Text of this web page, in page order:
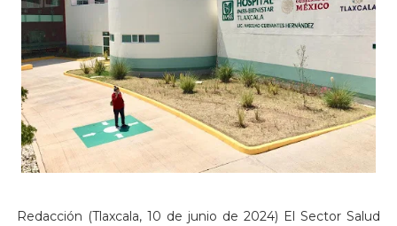
Redacción (Tlaxcala, 10 de junio de 2024) El Sector Salud